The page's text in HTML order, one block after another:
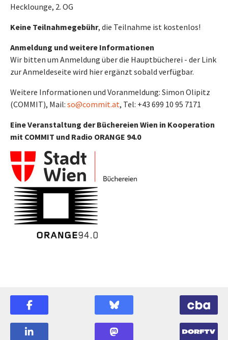
Hecklounge, 2. OG
Keine Teilnahmegebühr, die Teilnahme ist kostenlos!
Anmeldung und weitere Informationen
Wir bitten um Anmeldung über die Hauptbücherei - der Link
zur Anmeldeseite wird hier ergänzt sobald verfügbar.
Weitere Informationen und Voranmeldung: Simon Olipitz
(COMMIT), Mail: so@commit.at, Tel: +43 699 10 95 7171
Eine Veranstaltung der Büchereien Wien in Kooperation
mit COMMIT und Radio ORANGE 94.0